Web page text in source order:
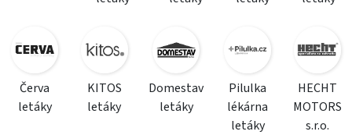
Červa
letáky
KITOS
letáky
Domestav
letáky
Pilulka
lékárna
letáky
HECHT
MOTORS
s.r.o.